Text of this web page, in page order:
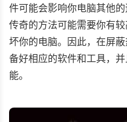
件可能会影响你电脑其他
传奇的方法可能需要你有
坏你的电脑。因此，在屏
备好相应的软件和工具，
能。